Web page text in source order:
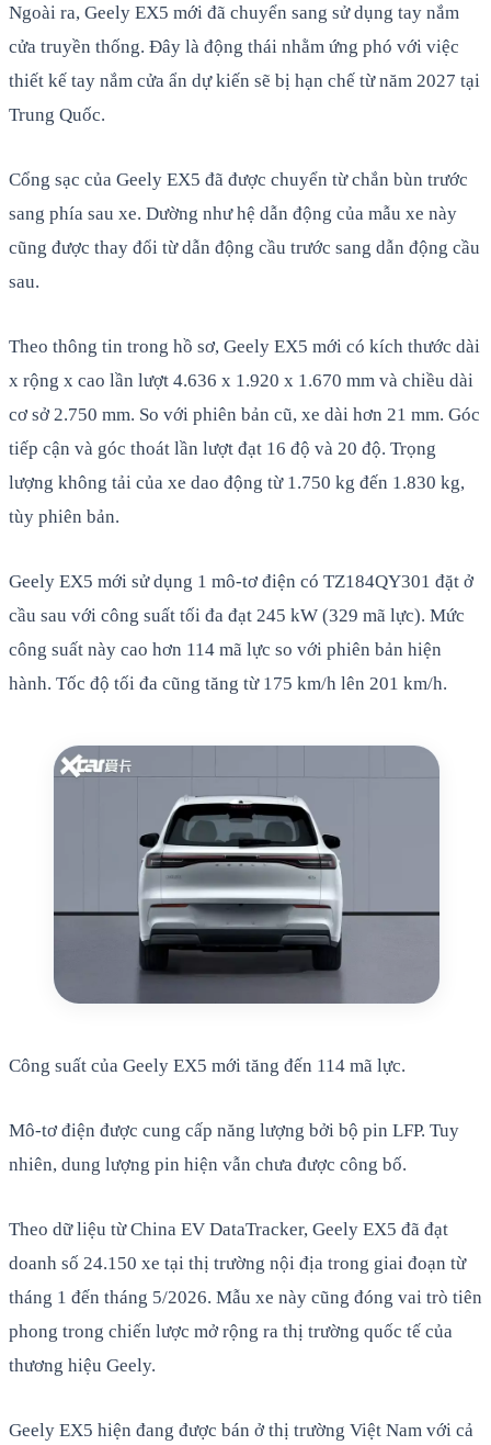
Ngoài ra, Geely EX5 mới đã chuyển sang sử dụng tay nắm
cửa truyền thống. Đây là động thái nhằm ứng phó với việc
thiết kế tay nắm cửa ẩn dự kiến sẽ bị hạn chế từ năm 2027 tại
Trung Quốc.
Cổng sạc của Geely EX5 đã được chuyển từ chắn bùn trước
sang phía sau xe. Dường như hệ dẫn động của mẫu xe này
cũng được thay đổi từ dẫn động cầu trước sang dẫn động cầu
sau.
Theo thông tin trong hồ sơ, Geely EX5 mới có kích thước dài
x rộng x cao lần lượt 4.636 x 1.920 x 1.670 mm và chiều dài
cơ sở 2.750 mm. So với phiên bản cũ, xe dài hơn 21 mm. Góc
tiếp cận và góc thoát lần lượt đạt 16 độ và 20 độ. Trọng
lượng không tải của xe dao động từ 1.750 kg đến 1.830 kg,
tùy phiên bản.
Geely EX5 mới sử dụng 1 mô-tơ điện có TZ184QY301 đặt ở
cầu sau với công suất tối đa đạt 245 kW (329 mã lực). Mức
công suất này cao hơn 114 mã lực so với phiên bản hiện
hành. Tốc độ tối đa cũng tăng từ 175 km/h lên 201 km/h.
Công suất của Geely EX5 mới tăng đến 114 mã lực.
Mô-tơ điện được cung cấp năng lượng bởi bộ pin LFP. Tuy
nhiên, dung lượng pin hiện vẫn chưa được công bố.
Theo dữ liệu từ China EV DataTracker, Geely EX5 đã đạt
doanh số 24.150 xe tại thị trường nội địa trong giai đoạn từ
tháng 1 đến tháng 5/2026. Mẫu xe này cũng đóng vai trò tiên
phong trong chiến lược mở rộng ra thị trường quốc tế của
thương hiệu Geely.
Geely EX5 hiện đang được bán ở thị trường Việt Nam với cả